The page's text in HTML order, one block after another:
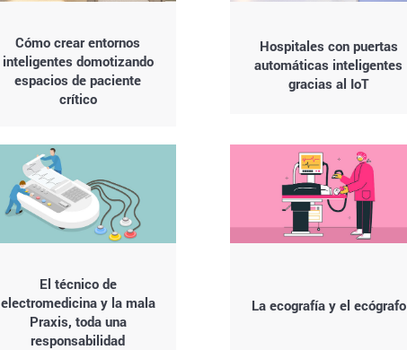
Cómo crear entornos
inteligentes domotizando
espacios de paciente
crítico
Hospitales con puertas
automáticas inteligentes
gracias al IoT
El técnico de
electromedicina y la mala
Praxis, toda una
responsabilidad
La ecografía y el ecógrafo